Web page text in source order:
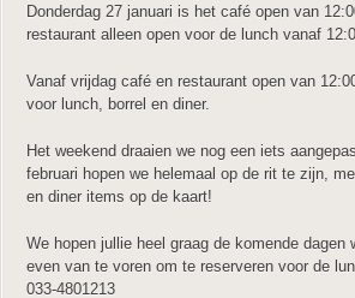
Donderdag 27 januari is het café open van
restaurant alleen open voor de lunch vanaf
Vanaf vrijdag café en restaurant open van
voor lunch, borrel en diner.
Het weekend draaien we nog een iets
februari hopen we helemaal op de rit te zijn,
en diner items op de kaart!
We hopen jullie heel graag de komende dagen
even van te voren om te reserveren voor de
033-4801213